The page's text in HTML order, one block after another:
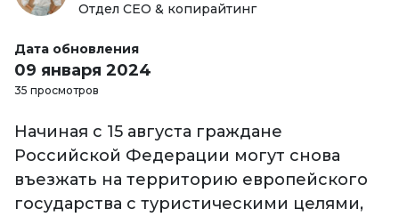
Отдел СЕО & копирайтинг
Дата обновления
09 января 2024
35 просмотров
Начиная с 15 августа граждане
Российской Федерации могут снова
въезжать на территорию европейского
государства с туристическими целями,